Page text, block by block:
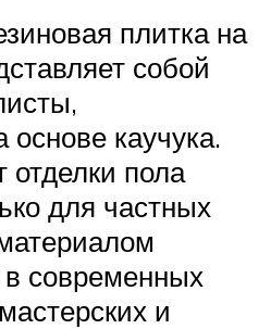
плитка на
собой
каучука.
пола
для частных
современных
и